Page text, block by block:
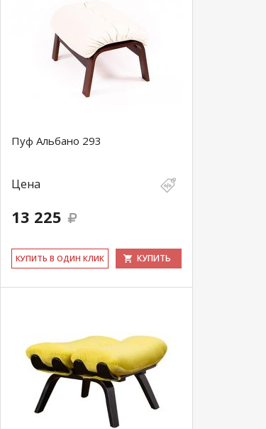
Пуф Альбано 293
Цена
13 225
КУ­ПИТЬ В ОДИН КЛИК КУПИТЬ